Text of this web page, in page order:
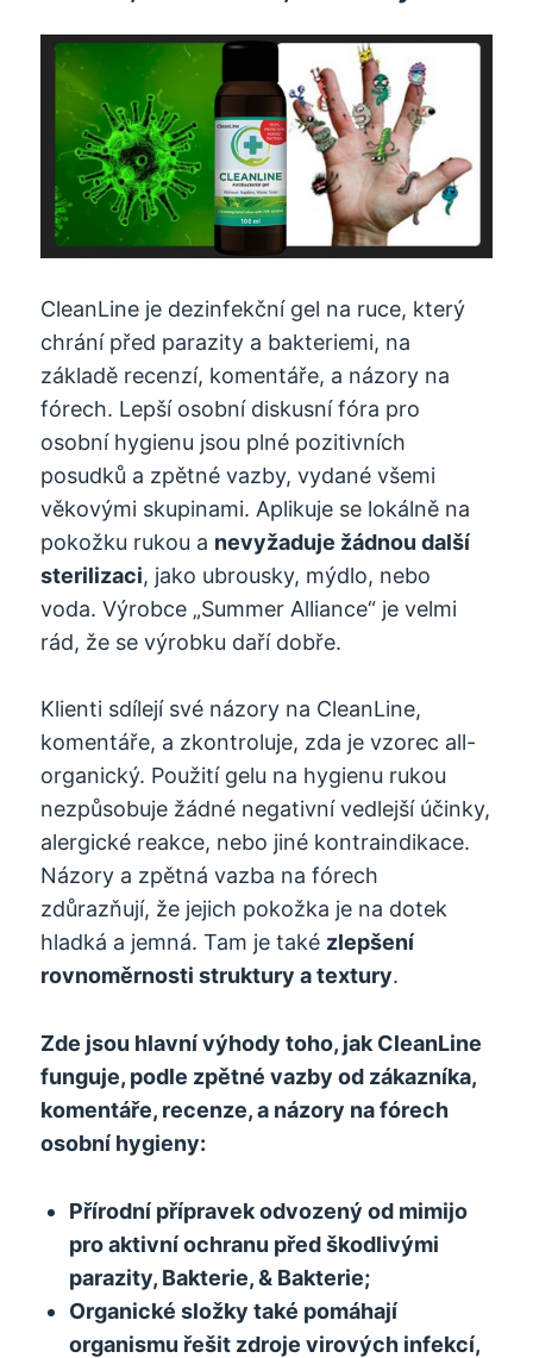
CleanLine je dezinfekční gel na ruce, který
chrání před parazity a bakteriemi, na
základě recenzí, komentáře, a názory na
fórech. Lepší osobní diskusní fóra pro
osobní hygienu jsou plné pozitivních
posudků a zpětné vazby, vydané všemi
věkovými skupinami. Aplikuje se lokálně na
pokožku rukou a nevyžaduje žádnou další
sterilizaci, jako ubrousky, mýdlo, nebo
voda. Výrobce „Summer Alliance“ je velmi
rád, že se výrobku daří dobře.
Klienti sdílejí své názory na CleanLine,
komentáře, a zkontroluje, zda je vzorec all-
organický. Použití gelu na hygienu rukou
nezpůsobuje žádné negativní vedlejší účinky,
alergické reakce, nebo jiné kontraindikace.
Názory a zpětná vazba na fórech
zdůrazňují, že jejich pokožka je na dotek
hladká a jemná. Tam je také zlepšení
rovnoměrnosti struktury a textury.
Zde jsou hlavní výhody toho, jak CleanLine
funguje, podle zpětné vazby od zákazníka,
komentáře, recenze, a názory na fórech
osobní hygieny:
Přírodní přípravek odvozený od mimijo
pro aktivní ochranu před škodlivými
parazity, Bakterie, & Bakterie;
Organické složky také pomáhají
organismu řešit zdroje virových infekcí,